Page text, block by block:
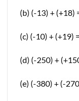
(b) (-13) + (+18)
(c) (-10) + (+19)
(d) (-250) +
(e) (-380) + (-